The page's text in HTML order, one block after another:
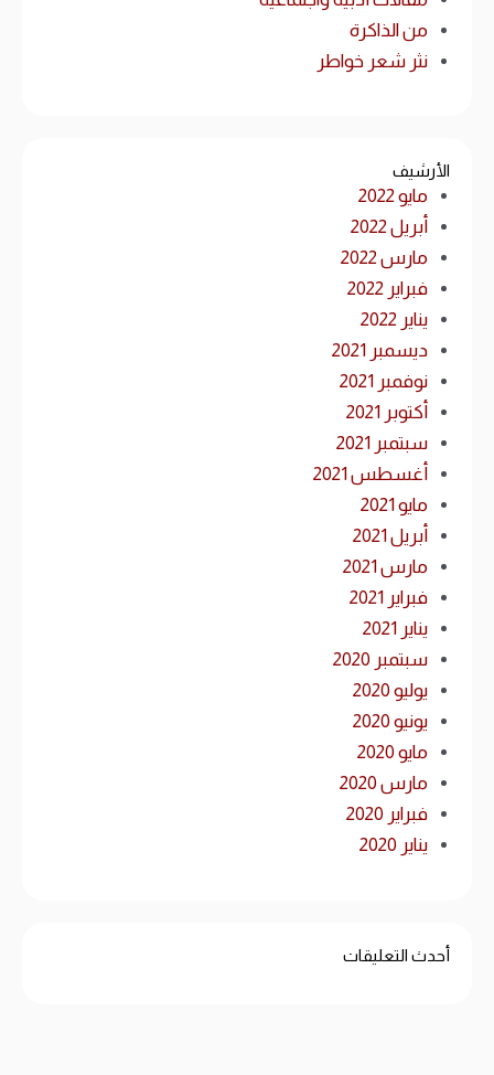
من الذاكرة
نثر شعر خواطر
الأرشيف
مايو 2022
أبريل 2022
مارس 2022
فبراير 2022
يناير 2022
ديسمبر 2021
نوفمبر 2021
أكتوبر 2021
سبتمبر 2021
أغسطس 2021
مايو 2021
أبريل 2021
مارس 2021
فبراير 2021
يناير 2021
سبتمبر 2020
يوليو 2020
يونيو 2020
مايو 2020
مارس 2020
فبراير 2020
يناير 2020
أحدث التعليقات